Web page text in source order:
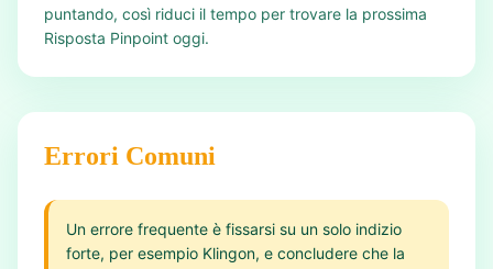
puntando, così riduci il tempo per trovare la prossima
Risposta Pinpoint oggi.
Errori Comuni
Un errore frequente è fissarsi su un solo indizio
forte, per esempio Klingon, e concludere che la